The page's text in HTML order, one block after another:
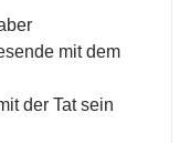
mit dem
der Tat sein